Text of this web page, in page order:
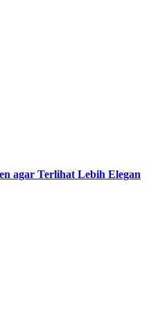
agar Terlihat Lebih Elegan